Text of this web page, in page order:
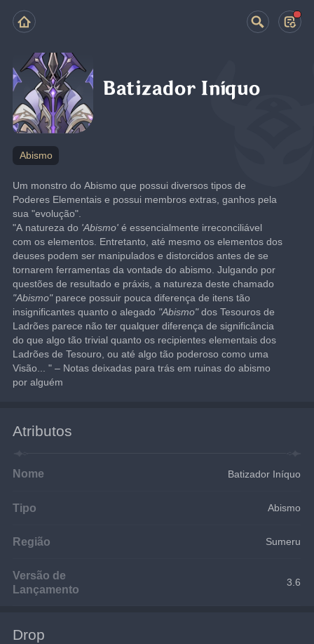
Batizador Iníquo
Abismo
Um monstro do Abismo que possui diversos tipos de
Poderes Elementais e possui membros extras, ganhos pela
sua "evolução".
"A natureza do 'Abismo' é essencialmente irreconciliável
com os elementos. Entretanto, até mesmo os elementos dos
deuses podem ser manipulados e distorcidos antes de se
tornarem ferramentas da vontade do abismo. Julgando por
"Abismo" parece possuir pouca diferença de itens tão
insignificantes quanto o alegado "Abismo" dos Tesouros de
Ladrões parece não ter qualquer diferença de significância
do que algo tão trivial quanto os recipientes elementais dos
Ladrões de Tesouro, ou até algo tão poderoso como uma
Visão... " – Notas deixadas para trás em ruinas do abismo
por alguém
Atributos
Nome Batizador Iníquo
Tipo Abismo
Região Sumeru
Versão de
Lançamento
3.6
Drop